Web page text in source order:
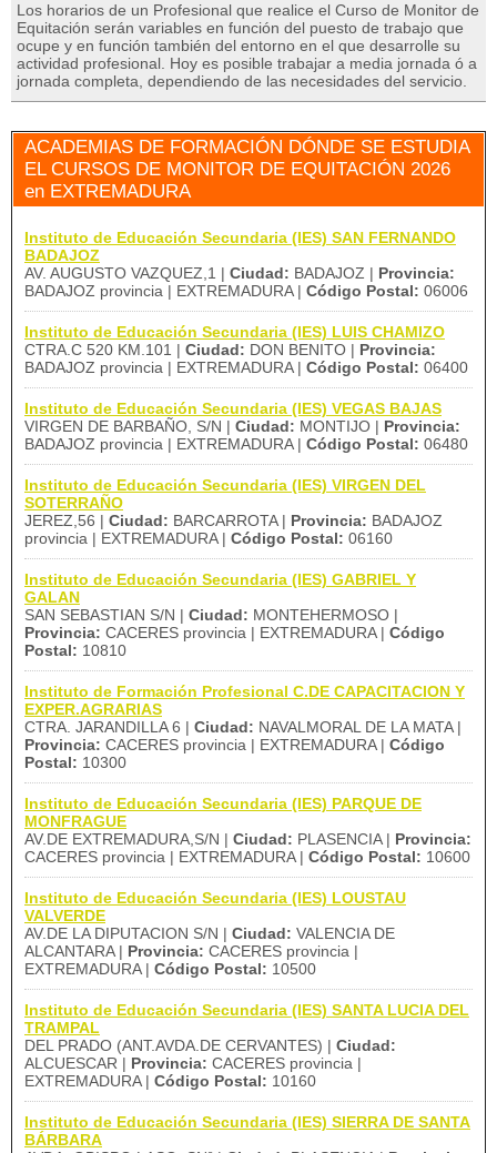
Los horarios de un Profesional que realice el Curso de Monitor de
Equitación serán variables en función del puesto de trabajo que
ocupe y en función también del entorno en el que desarrolle su
actividad profesional. Hoy es posible trabajar a media jornada ó a
jornada completa, dependiendo de las necesidades del servicio.
ACADEMIAS DE FORMACIÓN DÓNDE SE ESTUDIA
EL CURSOS DE MONITOR DE EQUITACIÓN 2026
en EXTREMADURA
Instituto de Educación Secundaria (IES) SAN FERNANDO
BADAJOZ
AV. AUGUSTO VAZQUEZ,1 | Ciudad: BADAJOZ | Provincia:
BADAJOZ provincia | EXTREMADURA | Código Postal: 06006
Instituto de Educación Secundaria (IES) LUIS CHAMIZO
CTRA.C 520 KM.101 | Ciudad: DON BENITO | Provincia:
BADAJOZ provincia | EXTREMADURA | Código Postal: 06400
Instituto de Educación Secundaria (IES) VEGAS BAJAS
VIRGEN DE BARBAÑO, S/N | Ciudad: MONTIJO | Provincia:
BADAJOZ provincia | EXTREMADURA | Código Postal: 06480
Instituto de Educación Secundaria (IES) VIRGEN DEL
SOTERRAÑO
JEREZ,56 | Ciudad: BARCARROTA | Provincia: BADAJOZ
provincia | EXTREMADURA | Código Postal: 06160
Instituto de Educación Secundaria (IES) GABRIEL Y
GALAN
SAN SEBASTIAN S/N | Ciudad: MONTEHERMOSO |
Provincia: CACERES provincia | EXTREMADURA | Código
Postal: 10810
Instituto de Formación Profesional C.DE CAPACITACION Y
EXPER.AGRARIAS
CTRA. JARANDILLA 6 | Ciudad: NAVALMORAL DE LA MATA |
Provincia: CACERES provincia | EXTREMADURA | Código
Postal: 10300
Instituto de Educación Secundaria (IES) PARQUE DE
MONFRAGUE
AV.DE EXTREMADURA,S/N | Ciudad: PLASENCIA | Provincia:
CACERES provincia | EXTREMADURA | Código Postal: 10600
Instituto de Educación Secundaria (IES) LOUSTAU
VALVERDE
AV.DE LA DIPUTACION S/N | Ciudad: VALENCIA DE
ALCANTARA | Provincia: CACERES provincia |
EXTREMADURA | Código Postal: 10500
Instituto de Educación Secundaria (IES) SANTA LUCIA DEL
TRAMPAL
DEL PRADO (ANT.AVDA.DE CERVANTES) | Ciudad:
ALCUESCAR | Provincia: CACERES provincia |
EXTREMADURA | Código Postal: 10160
Instituto de Educación Secundaria (IES) SIERRA DE SANTA
BÁRBARA